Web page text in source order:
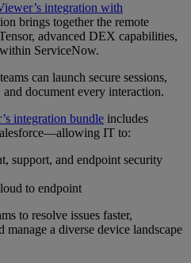
integration with
brings together the remote
advanced DEX capabilities,
ServiceNow.
can launch secure sessions,
document every interaction.
integration bundle includes
IT to:
support, and endpoint security
to endpoint
to resolve issues faster,
a diverse device landscape